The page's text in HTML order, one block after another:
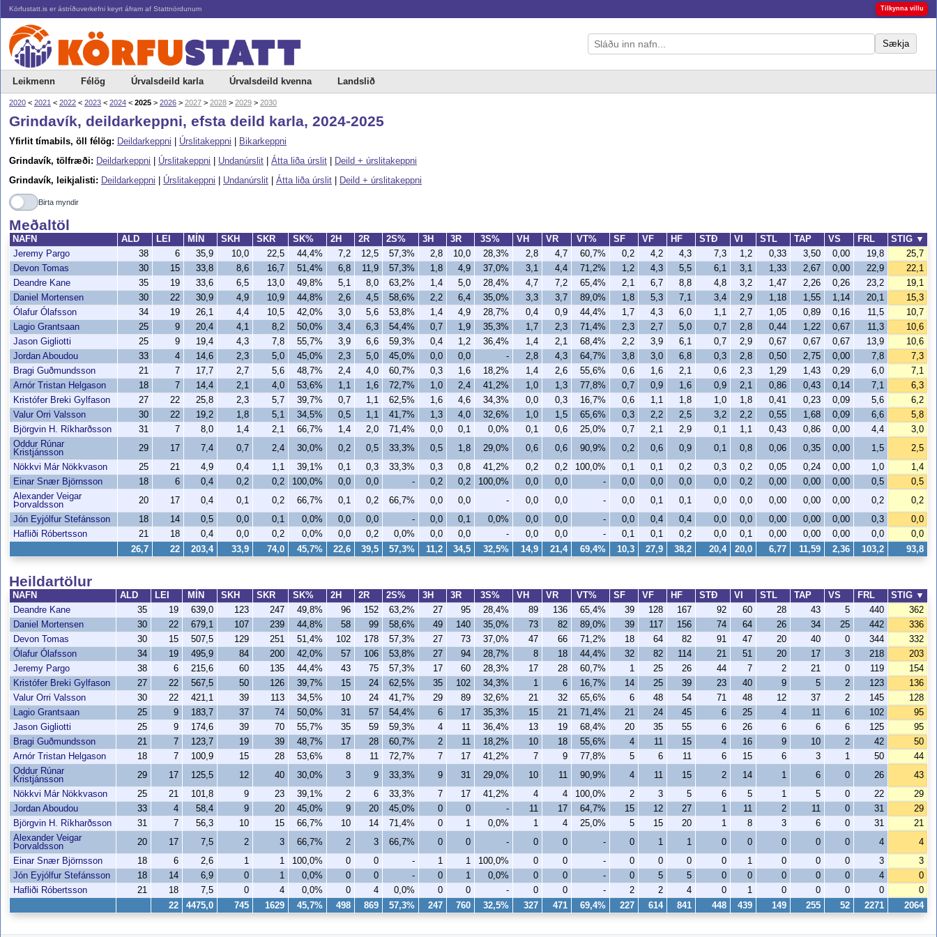
Körfustatt.is er ástríðuverkefni keyrt áfram af Stattnördunum Tilkynna villu
Sækja
Leikmenn Félög Úrvalsdeild karla Úrvalsdeild kvenna Landslið
2020 < 2021 < 2022 < 2023 < 2024 < 2025 > 2026 > 2027 > 2028 > 2029 > 2030
Grindavík, deildarkeppni, efsta deild karla, 2024-2025
Yfirlit tímabils, öll félög: Deildarkeppni Úrslitakeppni
Bikarkeppni
Grindavík, tölfræði: Deildarkeppni Úrslitakeppni Undanúrslit Átta liða úrslit
Deild + úrslitakeppni
Grindavík, leikjalisti: Deildarkeppni Úrslitakeppni Undanúrslit Átta liða úrslit Deild + úrslitakeppni
Birta myndir
Heildartölur
NAFN ALD LEI MÍN SKH SKR SK% 2H 2R 2S% 3H 3R 3S% VH VR VT% SF VF HF STÐ VI STL TAP VS FRL STIG ▼
Deandre Kane
35 19 639,0 123 247 49,8% 96 152 63,2% 27 95 28,4% 89 136 65,4% 39 128 167 92 60 28 43 5 440
362
Daniel Mortensen
30 22 679,1 107 239 44,8% 58 99 58,6% 49 140 35,0% 73 82 89,0% 39 117 156 74 64 26 34 25 442
336
Devon Tomas
30 15 507,5 129 251 51,4% 102 178 57,3% 27 73 37,0% 47 66 71,2% 18 64 82 91 47 20 40 0 344
332
Ólafur Ólafsson
34 19 495,9 84 200 42,0% 57 106 53,8% 27 94 28,7% 8 18 44,4% 32 82 114 21 51 20 17 3 218
203
Jeremy Pargo
38 6 215,6 60 135 44,4% 43 75 57,3% 17 60 28,3% 17 28 60,7% 1 25 26 44 7 2 21 0 119
154
Kristófer Breki Gylfason
27 22 567,5 50 126 39,7% 15 24 62,5% 35 102 34,3% 1 6 16,7% 14 25 39 23 40 9 5 2 123
136
Valur Orri Valsson
30 22 421,1 39 113 34,5% 10 24 41,7% 29 89 32,6% 21 32 65,6% 6 48 54 71 48 12 37 2 145
128
Lagio Grantsaan
25 9 183,7 37 74 50,0% 31 57 54,4% 6 17 35,3% 15 21 71,4% 21 24 45 6 25 4 11 6 102
95
Jason Gigliotti
25 9 174,6 39 70 55,7% 35 59 59,3% 4 11 36,4% 13 19 68,4% 20 35 55 6 26 6 6 6 125
95
Bragi Guðmundsson
21 7 123,7 19 39 48,7% 17 28 60,7% 2 11 18,2% 10 18 55,6% 4 11 15 4 16 9 10 2 42
50
Arnór Tristan Helgason
18 7 100,9 15 28 53,6% 8 11 72,7% 7 17 41,2% 7 9 77,8% 5 6 11 6 15 6 3 1 50
44
Oddur Rúnar
Kristjánsson
29 17 125,5 12 40 30,0% 3 9 33,3% 9 31 29,0% 10 11 90,9% 4 11 15 2 14 1 6 0 26
43
Nökkvi Már Nökkvason
25 21 101,8 9 23 39,1% 2 6 33,3% 7 17 41,2% 4 4 100,0% 2 3 5 6 5 1 5 0 22
29
Jordan Aboudou
33 4 58,4 9 20 45,0% 9 20 45,0% 0 0 - 11 17 64,7% 15 12 27 1 11 2 11 0 31
29
Björgvin H. Ríkharðsson
31 7 56,3 10 15 66,7% 10 14 71,4% 0 1 0,0% 1 4 25,0% 5 15 20 1 8 3 6 0 31
21
Alexander Veigar
Þorvaldsson
20 17 7,5 2 3 66,7% 2 3 66,7% 0 0 - 0 0 - 0 1 1 0 0 0 0 0 4
4
Einar Snær Björnsson
18 6 2,6 1 1 100,0% 0 0 - 1 1 100,0% 0 0 - 0 0 0 0 1 0 0 0 3
3
Jón Eyjólfur Stefánsson
18 14 6,9 0 1 0,0% 0 0 - 0 1 0,0% 0 0 - 0 5 5 0 0 0 0 0 4
0
Hafliði Róbertsson
21 18 7,5 0 4 0,0% 0 4 0,0% 0 0 - 0 0 - 2 2 4 0 1 0 0 0 0 0
22 4475,0 745 1629 45,7% 498 869 57,3% 247 760 32,5% 327 471 69,4% 227 614 841 448 439 149 255 52 2271 2064
Meðaltöl
NAFN ALD LEI MÍN SKH SKR SK% 2H 2R 2S% 3H 3R 3S% VH VR VT% SF VF HF STÐ VI STL TAP VS FRL STIG ▼
Jeremy Pargo
38 6 35,9 10,0 22,5 44,4% 7,2 12,5 57,3% 2,8 10,0 28,3% 2,8 4,7 60,7% 0,2 4,2 4,3 7,3 1,2 0,33 3,50 0,00 19,8
25,7
Devon Tomas
30 15 33,8 8,6 16,7 51,4% 6,8 11,9 57,3% 1,8 4,9 37,0% 3,1 4,4 71,2% 1,2 4,3 5,5 6,1 3,1 1,33 2,67 0,00 22,9
22,1
Deandre Kane
35 19 33,6 6,5 13,0 49,8% 5,1 8,0 63,2% 1,4 5,0 28,4% 4,7 7,2 65,4% 2,1 6,7 8,8 4,8 3,2 1,47 2,26 0,26 23,2
19,1
Daniel Mortensen
30 22 30,9 4,9 10,9 44,8% 2,6 4,5 58,6% 2,2 6,4 35,0% 3,3 3,7 89,0% 1,8 5,3 7,1 3,4 2,9 1,18 1,55 1,14 20,1
15,3
Ólafur Ólafsson
34 19 26,1 4,4 10,5 42,0% 3,0 5,6 53,8% 1,4 4,9 28,7% 0,4 0,9 44,4% 1,7 4,3 6,0 1,1 2,7 1,05 0,89 0,16 11,5
10,7
Lagio Grantsaan
25 9 20,4 4,1 8,2 50,0% 3,4 6,3 54,4% 0,7 1,9 35,3% 1,7 2,3 71,4% 2,3 2,7 5,0 0,7 2,8 0,44 1,22 0,67 11,3
10,6
Jason Gigliotti
25 9 19,4 4,3 7,8 55,7% 3,9 6,6 59,3% 0,4 1,2 36,4% 1,4 2,1 68,4% 2,2 3,9 6,1 0,7 2,9 0,67 0,67 0,67 13,9
10,6
Jordan Aboudou
33 4 14,6 2,3 5,0 45,0% 2,3 5,0 45,0% 0,0 0,0 - 2,8 4,3 64,7% 3,8 3,0 6,8 0,3 2,8 0,50 2,75 0,00 7,8
7,3
Bragi Guðmundsson
21 7 17,7 2,7 5,6 48,7% 2,4 4,0 60,7% 0,3 1,6 18,2% 1,4 2,6 55,6% 0,6 1,6 2,1 0,6 2,3 1,29 1,43 0,29 6,0
7,1
Arnór Tristan Helgason
18 7 14,4 2,1 4,0 53,6% 1,1 1,6 72,7% 1,0 2,4 41,2% 1,0 1,3 77,8% 0,7 0,9 1,6 0,9 2,1 0,86 0,43 0,14 7,1
6,3
Kristófer Breki Gylfason
27 22 25,8 2,3 5,7 39,7% 0,7 1,1 62,5% 1,6 4,6 34,3% 0,0 0,3 16,7% 0,6 1,1 1,8 1,0 1,8 0,41 0,23 0,09 5,6
6,2
Valur Orri Valsson
30 22 19,2 1,8 5,1 34,5% 0,5 1,1 41,7% 1,3 4,0 32,6% 1,0 1,5 65,6% 0,3 2,2 2,5 3,2 2,2 0,55 1,68 0,09 6,6
5,8
Björgvin H. Ríkharðsson
31 7 8,0 1,4 2,1 66,7% 1,4 2,0 71,4% 0,0 0,1 0,0% 0,1 0,6 25,0% 0,7 2,1 2,9 0,1 1,1 0,43 0,86 0,00 4,4
3,0
Oddur Rúnar
Kristjánsson
29 17 7,4 0,7 2,4 30,0% 0,2 0,5 33,3% 0,5 1,8 29,0% 0,6 0,6 90,9% 0,2 0,6 0,9 0,1 0,8 0,06 0,35 0,00 1,5
2,5
Nökkvi Már Nökkvason
25 21 4,9 0,4 1,1 39,1% 0,1 0,3 33,3% 0,3 0,8 41,2% 0,2 0,2 100,0% 0,1 0,1 0,2 0,3 0,2 0,05 0,24 0,00 1,0
1,4
Einar Snær Björnsson
18 6 0,4 0,2 0,2 100,0% 0,0 0,0 - 0,2 0,2 100,0% 0,0 0,0 - 0,0 0,0 0,0 0,0 0,2 0,00 0,00 0,00 0,5
0,5
Alexander Veigar
Þorvaldsson
20 17 0,4 0,1 0,2 66,7% 0,1 0,2 66,7% 0,0 0,0 - 0,0 0,0 - 0,0 0,1 0,1 0,0 0,0 0,00 0,00 0,00 0,2
0,2
Jón Eyjólfur Stefánsson
18 14 0,5 0,0 0,1 0,0% 0,0 0,0 - 0,0 0,1 0,0% 0,0 0,0 - 0,0 0,4 0,4 0,0 0,0 0,00 0,00 0,00 0,3
0,0
Hafliði Róbertsson
21 18 0,4 0,0 0,2 0,0% 0,0 0,2 0,0% 0,0 0,0 - 0,0 0,0 - 0,1 0,1 0,2 0,0 0,1 0,00 0,00 0,00 0,0 0,0
26,7 22 203,4 33,9 74,0 45,7% 22,6 39,5 57,3% 11,2 34,5 32,5% 14,9 21,4 69,4% 10,3 27,9 38,2 20,4 20,0 6,77 11,59 2,36 103,2 93,8